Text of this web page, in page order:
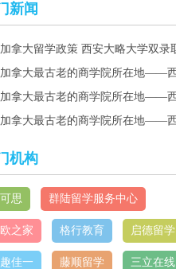
新闻
机构
思 群陆留学服务中心
之家 格行教育 启德留学
佳一 藤顺留学 三立在线